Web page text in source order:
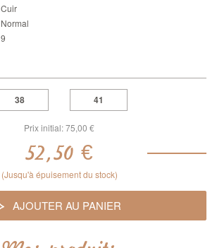
Cuir
Normal
9
38 41
Prix initial:75,00 €
52,50 €
(Jusqu'à épuisement du stock)
AJOUTER AU PANIER